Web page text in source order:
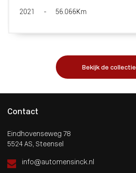
2021 - 56.066Km
Bekijk de collectie
Contact
Eindhovenseweg 78
5524 AS, Steensel
info@automensinck.nl